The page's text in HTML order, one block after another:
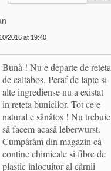
2016 at 19:40
Bunå ! Nu e departe de reteta
de caltabos. Peraf de lapte si
alte ingrediense nu a existat
in reteta bunicilor. Tot ce e
natural e sånåtos ! Nu trebuie
så facem acaså leberwurst.
Cumpåråm din magazin cå
contine chimicale si fibre de
plastic inlocuitor al cårnii